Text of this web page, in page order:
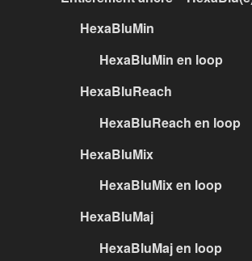
HexaBluMin
HexaBluMin en loop
HexaBluReach
HexaBluReach en loop
HexaBluMix
HexaBluMix en loop
HexaBluMaj
HexaBluMaj en loop